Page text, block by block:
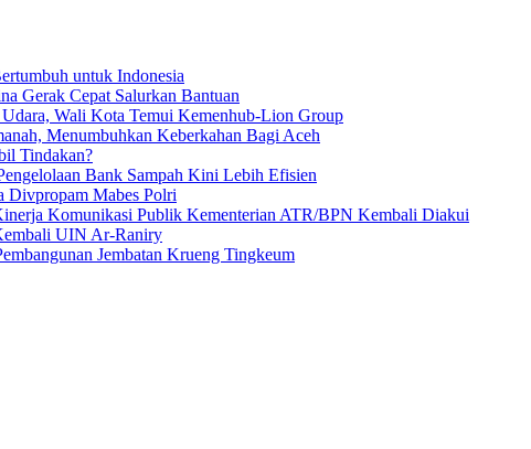
untuk Indonesia
Gerak Cepat Salurkan Bantuan
Wali Kota Temui Kemenhub-Lion Group
Menumbuhkan Keberkahan Bagi Aceh
Tindakan?
Bank Sampah Kini Lebih Efisien
Divpropam Mabes Polri
Komunikasi Publik Kementerian ATR/BPN Kembali Diakui
UIN Ar-Raniry
Jembatan Krueng Tingkeum